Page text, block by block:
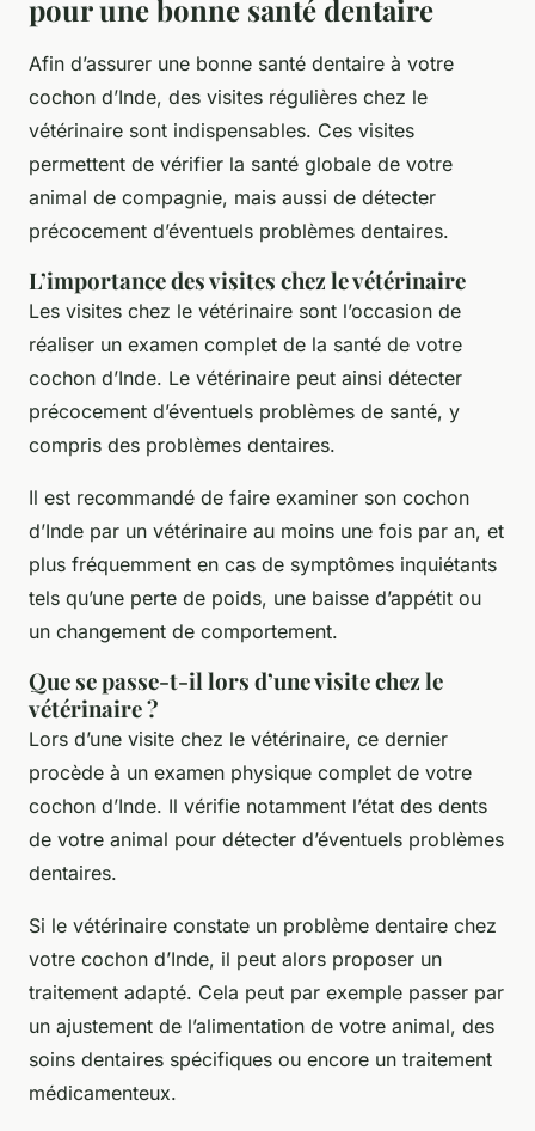
pour une bonne santé dentaire
Afin d’assurer une bonne santé dentaire à votre
cochon d’Inde, des visites régulières chez le
vétérinaire sont indispensables. Ces visites
permettent de vérifier la santé globale de votre
animal de compagnie, mais aussi de détecter
précocement d’éventuels problèmes dentaires.
L’importance des visites chez le vétérinaire
Les visites chez le vétérinaire sont l’occasion de
réaliser un examen complet de la santé de votre
cochon d’Inde. Le vétérinaire peut ainsi détecter
précocement d’éventuels problèmes de santé, y
compris des problèmes dentaires.
Il est recommandé de faire examiner son cochon
d’Inde par un vétérinaire au moins une fois par an, et
plus fréquemment en cas de symptômes inquiétants
tels qu’une perte de poids, une baisse d’appétit ou
un changement de comportement.
Que se passe-t-il lors d’une visite chez le
vétérinaire ?
Lors d’une visite chez le vétérinaire, ce dernier
procède à un examen physique complet de votre
cochon d’Inde. Il vérifie notamment l’état des dents
de votre animal pour détecter d’éventuels problèmes
dentaires.
Si le vétérinaire constate un problème dentaire chez
votre cochon d’Inde, il peut alors proposer un
traitement adapté. Cela peut par exemple passer par
un ajustement de l’alimentation de votre animal, des
soins dentaires spécifiques ou encore un traitement
médicamenteux.